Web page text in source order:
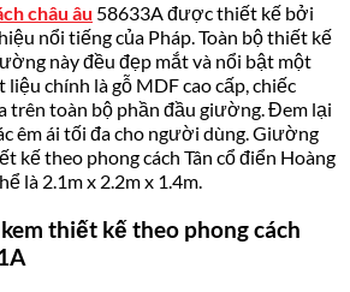
châu âu 58633A được thiết kế bởi
nổi tiếng của Pháp. Toàn bộ thiết kế
này đều đẹp mắt và nổi bật một
liệu chính là gỗ MDF cao cấp, chiếc
trên toàn bộ phần đầu giường. Đem lại
êm ái tối đa cho người dùng. Giường
kế theo phong cách Tân cổ điển Hoàng
là 2.1m x 2.2m x 1.4m.
thiết kế theo phong cách